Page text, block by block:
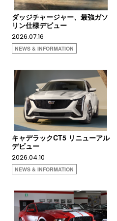
ダッジチャージャー、最強ガソ
リン仕様デビュー
2026.07.16
NEWS & INFORMATION
キャデラックCT5 リニューアル
デビュー
2026.04.10
NEWS & INFORMATION